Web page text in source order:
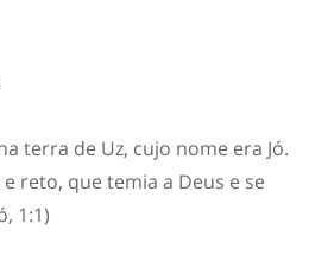
terra de Uz, cujo nome era Jó.
reto, que temia a Deus e se
1:1)